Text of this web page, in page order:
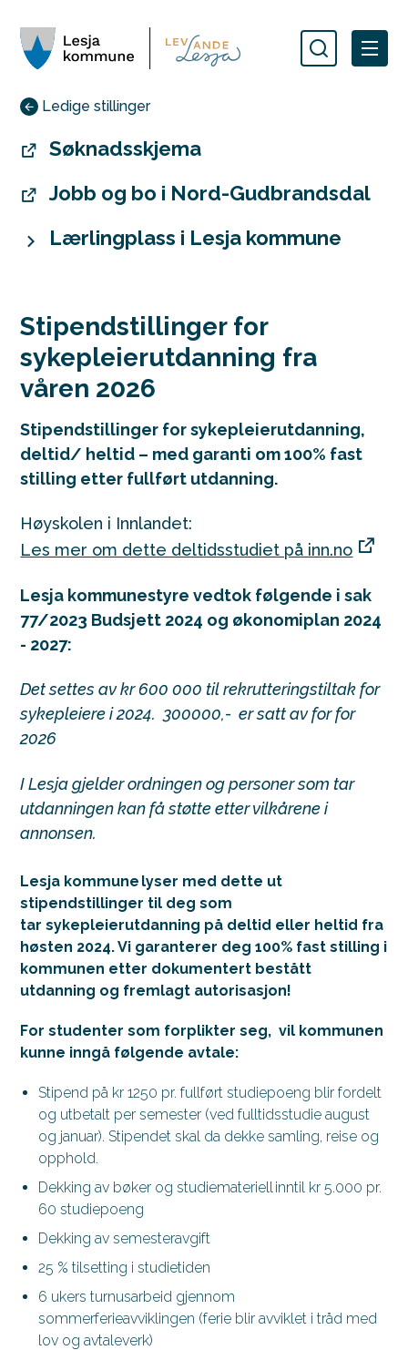
Du er her:
Ledige stillinger
Søknadsskjema
Jobb og bo i Nord-Gudbrandsdal
Lærlingplass i Lesja kommune
Stipendstillinger for
sykepleierutdanning fra
våren 2026
Stipendstillinger for sykepleierutdanning,
deltid/ heltid – med garanti om 100% fast
stilling etter fullført utdanning.
Høyskolen i Innlandet:
Les mer om dette deltidsstudiet på inn.no
Lesja kommunestyre vedtok følgende i sak
77/2023 Budsjett 2024 og økonomiplan 2024
- 2027:
Det settes av kr 600 000 til rekrutteringstiltak for
sykepleiere i 2024. 300000,- er satt av for for
2026
I Lesja gjelder ordningen og personer som tar
utdanningen kan få støtte etter vilkårene i
annonsen.
Lesja kommune lyser med dette ut
stipendstillinger til deg som
tar sykepleierutdanning på deltid eller heltid fra
høsten 2024. Vi garanterer deg 100% fast stilling i
kommunen etter dokumentert bestått
utdanning og fremlagt autorisasjon!
For studenter som forplikter seg, vil kommunen
kunne inngå følgende avtale:
Stipend på kr 1250 pr. fullført studiepoeng blir fordelt
og utbetalt per semester (ved fulltidsstudie august
og januar). Stipendet skal da dekke samling, reise og
opphold.
Dekking av bøker og studiemateriell inntil kr 5.000 pr.
60 studiepoeng
Dekking av semesteravgift
25 % tilsetting i studietiden
6 ukers turnusarbeid gjennom
sommerferieavviklingen (ferie blir avviklet i tråd med
lov og avtaleverk)